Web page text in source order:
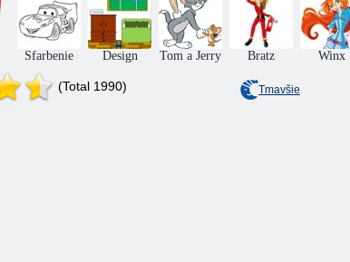
Trump: Test
kolísavej chôdze
Tanečný tanec
CSI
Antistressový
klobúk melania
Sfarbenie Design Tom a Jerry Bratz Winx
(Total 1990) Tmavšie